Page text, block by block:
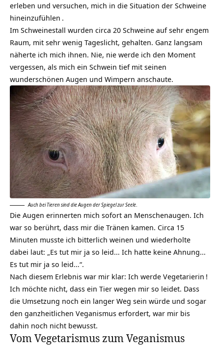
erleben und versuchen, mich in die Situation der Schweine
hineinzufühlen .
Im Schweinestall wurden circa 20 Schweine auf sehr engem
Raum, mit sehr wenig Tageslicht, gehalten. Ganz langsam
näherte ich mich ihnen. Nie, nie werde ich den Moment
vergessen, als mich ein Schwein tief mit seinen
wunderschönen Augen und Wimpern anschaute.
Auch bei Tieren sind die Augen der Spiegel zur Seele
Die Augen erinnerten mich sofort an Menschenaugen. Ich
war so berührt, dass mir die Tränen kamen. Circa 15
Minuten musste ich bitterlich weinen und wiederholte
dabei laut: „Es tut mir ja so leid… Ich hatte keine Ahnung…
Es tut mir ja so leid…“.
Nach diesem Erlebnis war mir klar: Ich werde Vegetarierin !
Ich möchte nicht, dass ein Tier wegen mir so leidet. Dass
die Umsetzung noch ein langer Weg sein würde und sogar
den ganzheitlichen Veganismus erfordert, war mir bis
dahin noch nicht bewusst.
Vom Vegetarismus zum Veganismus